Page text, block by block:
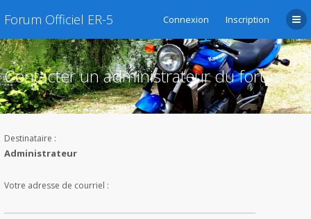
Forum Officiel ER-5 Connexion Inscription
Contacter un administrateur du forum
Destinataire :
Administrateur
Votre adresse de courriel :